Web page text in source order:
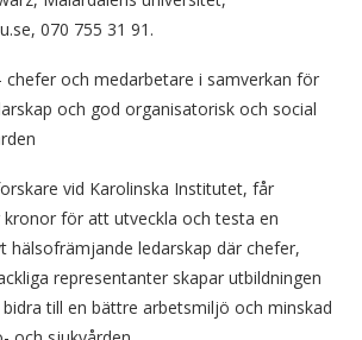
070 755 31 91.
chefer och medarbetare i samverkan för
och god organisatorisk och social
vid Karolinska Institutet, får
för att utveckla och testa en
hälsofrämjande ledarskap där chefer,
representanter skapar utbildningen
till en bättre arbetsmiljö och minskad